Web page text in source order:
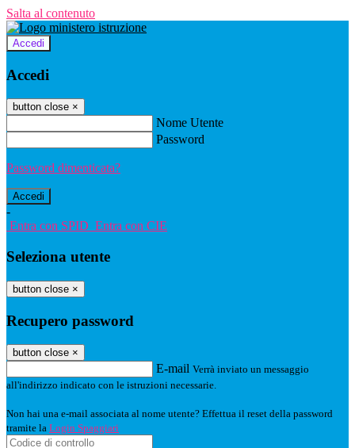
Salta al contenuto
Accedi
Accedi
button close ×
Nome Utente
Password
Password dimenticata?
-
Entra con SPID Entra con CIE
Seleziona utente
button close ×
Recupero password
button close ×
E-mail Verrà inviato un messaggio
all'indirizzo indicato con le istruzioni necessarie.
Non hai una e-mail associata al nome utente? Effettua il reset della password
tramite la Login Spaggiari